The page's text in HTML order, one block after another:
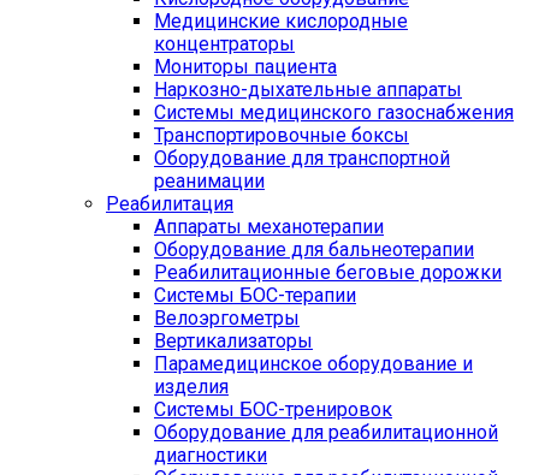
Медицинские кислородные
концентраторы
Мониторы пациента
Наркозно-дыхательные аппараты
Системы медицинского газоснабжения
Транспортировочные боксы
Оборудование для транспортной
реанимации
Реабилитация
Аппараты механотерапии
Оборудование для бальнеотерапии
Реабилитационные беговые дорожки
Системы БОС-терапии
Велоэргометры
Вертикализаторы
Парамедицинское оборудование и
изделия
Системы БОС-тренировок
Оборудование для реабилитационной
диагностики